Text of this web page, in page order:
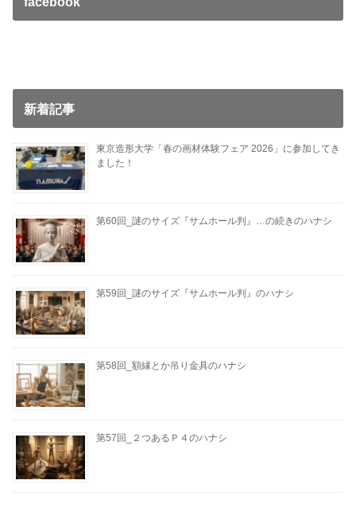
新着記事
東京造形大学「春の画材体験フェア 2026」に参加してき
ました！
第60回_謎のサイズ『サムホール判』…の続きのハナシ
第59回_謎のサイズ『サムホール判』のハナシ
第58回_額縁とか吊り金具のハナシ
第57回_２つあるＰ４のハナシ